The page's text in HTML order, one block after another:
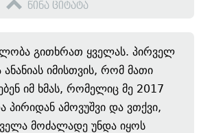
წინა ციტატა
გითხრათ ყველას. პირველ
იმისთვის, რომ მათი
იმ ხმას, რომელიც მე 2017
პირიდან ამოვუშვი და ვთქვი,
მოძალადე უნდა იყოს